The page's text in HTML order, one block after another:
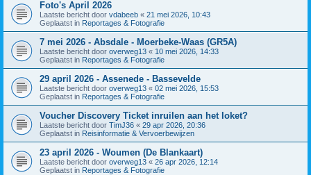
Foto's April 2026
Laatste bericht door vdabeeb « 21 mei 2026, 10:43
Geplaatst in Reportages & Fotografie
7 mei 2026 - Absdale - Moerbeke-Waas (GR5A)
Laatste bericht door overweg13 « 10 mei 2026, 14:33
Geplaatst in Reportages & Fotografie
29 april 2026 - Assenede - Bassevelde
Laatste bericht door overweg13 « 02 mei 2026, 15:53
Geplaatst in Reportages & Fotografie
Voucher Discovery Ticket inruilen aan het loket?
Laatste bericht door TimJ36 « 29 apr 2026, 20:36
Geplaatst in Reisinformatie & Vervoerbewijzen
23 april 2026 - Woumen (De Blankaart)
Laatste bericht door overweg13 « 26 apr 2026, 12:14
Geplaatst in Reportages & Fotografie